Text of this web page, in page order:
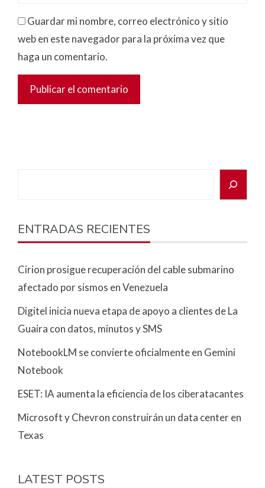
Guardar mi nombre, correo electrónico y sitio
web en este navegador para la próxima vez que
haga un comentario.
ENTRADAS RECIENTES
Cirion prosigue recuperación del cable submarino
afectado por sismos en Venezuela
Digitel inicia nueva etapa de apoyo a clientes de La
Guaira con datos, minutos y SMS
NotebookLM se convierte oficialmente en Gemini
Notebook
ESET: IA aumenta la eficiencia de los ciberatacantes
Microsoft y Chevron construirán un data center en
Texas
LATEST POSTS